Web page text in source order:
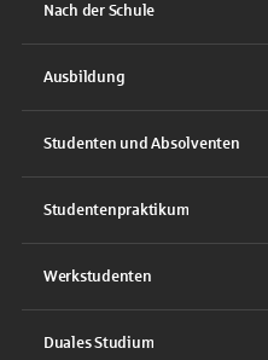
Nach der Schule
Ausbildung
Studenten und Absolventen
Studentenpraktikum
Werkstudenten
Duales Studium